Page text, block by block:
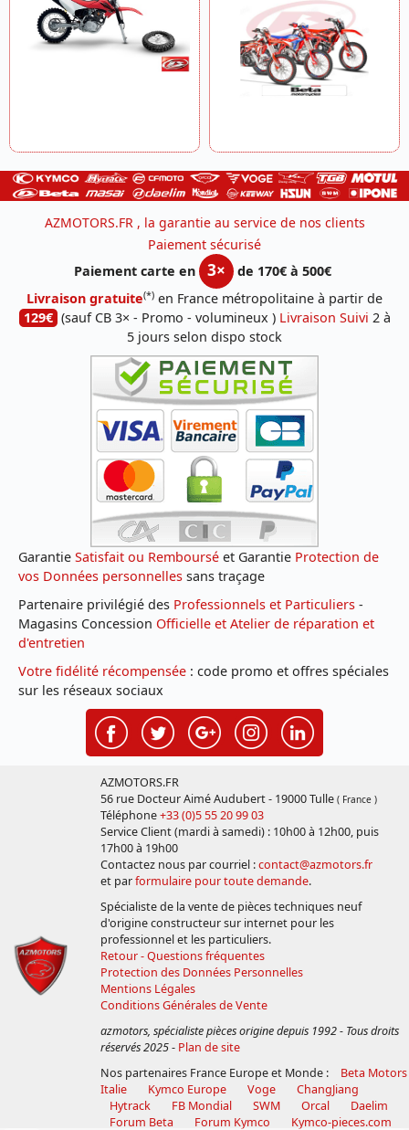
AZMOTORS.FR , la garantie au service de nos clients
Paiement sécurisé
Paiement carte en
3×
de 170€ à 500€
Livraison gratuite(*) en France métropolitaine à partir de
129€ (sauf CB 3× - Promo - volumineux ) Livraison Suivi 2 à
5 jours selon dispo stock
Garantie Satisfait ou Remboursé et Garantie Protection de
vos Données personnelles sans traçage
Partenaire privilégié des Professionnels et Particuliers -
Magasins Concession Officielle et Atelier de réparation et
d'entretien
Votre fidélité récompensée : code promo et offres spéciales
sur les réseaux sociaux
AZMOTORS.FR
56 rue Docteur Aimé Audubert - 19000 Tulle ( France )
Téléphone+33 (0)5 55 20 99 03
Service Client (mardi à samedi) : 10h00 à 12h00, puis
17h00 à 19h00
Contactez nous par courriel :contact@azmotors.fr
et parformulaire pour toute demande.
Spécialiste de la vente de pièces techniques neuf
d'origine constructeur sur internet pour les
professionnel et les particuliers.
Retour - Questions fréquentes
Protection des Données Personnelles
Mentions Légales
Conditions Générales de Vente
azmotors, spécialiste pièces origine depuis 1992 - Tous droits
réservés 2025- Plan de site
Nos partenaires France Europe et Monde :
Beta Motors
Italie
Kymco Europe Voge
ChangJiang
Hytrack
FB Mondial SWM Orcal
Daelim
Forum Beta
Forum Kymco Kymco-pieces.com